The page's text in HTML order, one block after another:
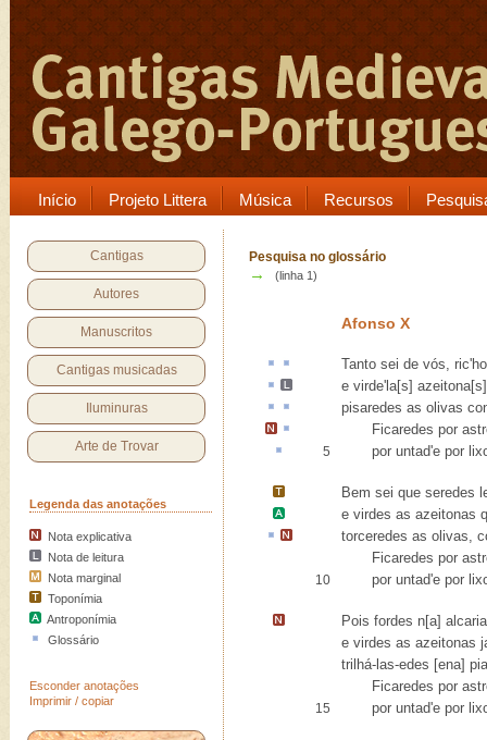
Início Projeto Littera Música Recursos
Cantigas
Autores
Manuscritos
Cantigas musicadas
Iluminuras
Arte de Trovar
Legenda das anotações
Nota explicativa
Nota de leitura
Nota marginal
Toponímia
Antroponímia
Glossário
Esconder anotações
Imprimir / copiar
Pesquisa no glossário
→ (linha 1)
Afonso X
Tanto sei de vós,
e virde'la[s] azeitona[s]
pisaredes as olivas
Ficaredes por
5 por untad'e por
Bem sei que seredes
e virdes as azeitonas
torceredes as olivas,
Ficaredes por
10 por untad'e por
Pois fordes n[a]
e virdes as azeitonas
trilhá-las-edes [ena]
Ficaredes por
15 por untad'e por